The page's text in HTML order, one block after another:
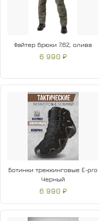
Файтер брюки 7.62, олива
6 990 ₽
Ботинки треккинговые E-pro
Черный
6 990 ₽